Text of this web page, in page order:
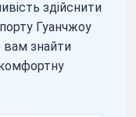
здійснити
Гуанчжоу
знайти